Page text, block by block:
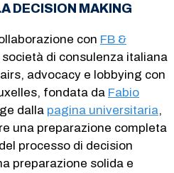
DECISION MAKING
con FB &
società di consulenza italiana
advocacy e lobbying con
fondata da Fabio
dalla pagina universitaria,
una preparazione completa
processo di decision
preparazione solida e